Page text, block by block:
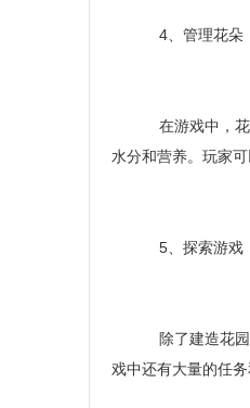
4、管理花朵
在游戏中，花
水分和营养。玩家
5、探索游戏
除了建造花园
戏中还有大量的任